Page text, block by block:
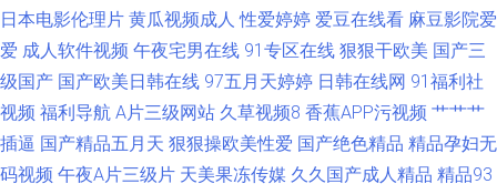
日本电影伦理片 黄瓜视频成人 性爱婷婷 爱豆在线看 麻豆影院爱
爱 成人软件视频 午夜宅男在线 91专区在线 狠狠干欧美 国产三
级国产 国产欧美日韩在线 97五月天婷婷 日韩在线网 91福利社
视频 福利导航 A片三级网站 久草视频8 香蕉APP污视频 艹艹艹
插逼 国产精品五月天 狠狠操欧美性爱 国产绝色精品 精品孕妇无
码视频 午夜A片三级片 天美果冻传媒 久久国产成人精品 精品93